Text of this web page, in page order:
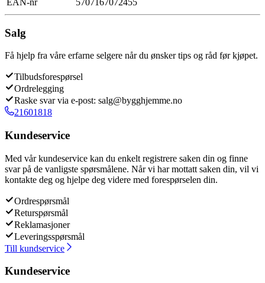
Salg
Få hjelp fra våre erfarne selgere når du ønsker tips og råd før kjøpet.
Tilbudsforespørsel
Ordrelegging
Raske svar via e-post: salg@bygghjemme.no
21601818
Kundeservice
Med vår kundeservice kan du enkelt registrere saken din og finne
svar på de vanligste spørsmålene. Når vi har mottatt saken din, vil vi
kontakte deg og hjelpe deg videre med forespørselen din.
Ordrespørsmål
Returspørsmål
Reklamasjoner
Leveringsspørsmål
Till kundservice
Kundeservice